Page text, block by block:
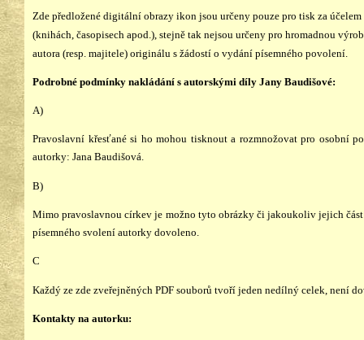
Zde předložené digitální obrazy ikon jsou určeny pouze pro tisk za
(knihách, časopisech apod.), stejně tak nejsou určeny pro hromadnou
autora (resp. majitele) originálu s žádostí o vydání písemného povolení.
Podrobné podmínky nakládání s autorskými díly Jany Baudišové:
A)
Pravoslavní křesťané si ho mohou tisknout a rozmnožovat pro osobní
autorky: Jana Baudišová.
B)
Mimo pravoslavnou církev je možno tyto obrázky či jakoukoliv jejich
písemného svolení autorky dovoleno.
C
Každý ze zde zveřejněných PDF souborů tvoří jeden nedílný celek, není
Kontakty na autorku: